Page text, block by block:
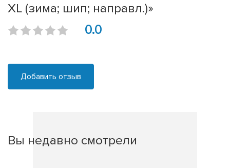
XL (зима; шип; направл.)»
0.0
Добавить отзыв
Вы недавно смотрели